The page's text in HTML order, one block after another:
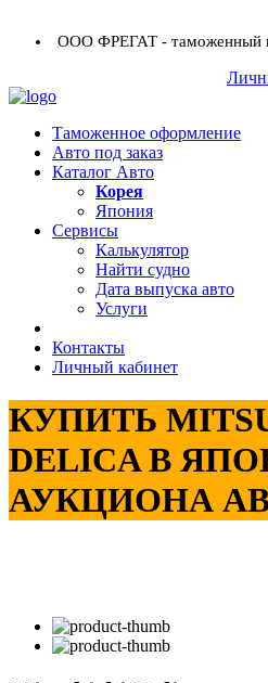
ООО ФРЕГАТ - таможенный
Таможенное оформление
Авто под заказ
Каталог Авто
Корея
Япония
Сервисы
Калькулятор
Найти судно
Дата выпуска авто
Услуги
Контакты
Личный кабинет
КУПИТЬ
DELICA В
АУКЦИОНА